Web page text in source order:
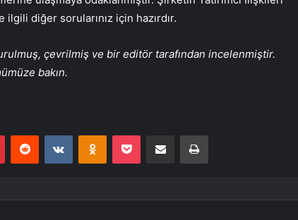
diğer sorularınız için hazırdır.
çevrilmiş ve bir editör tarafından incelenmiştir.
bakın.
PinterestReddit VKontakteOdnoklassniki
Pocket E-Posta ile paylaş Yazdır